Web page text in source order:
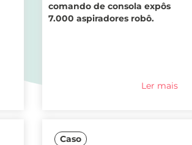
comando de consola expôs
7.000 aspiradores robô.
Ler mais
Caso